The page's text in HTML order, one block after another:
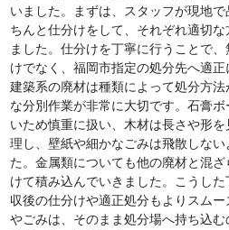
いました。まずは、スタッフが現地
ちんと仕分けをして、それぞれ適切
ました。仕分けを丁寧に行うことで
けでなく、福岡市指定の処分先へ適正
建築系の廃材は種類によって処分方
な分別作業が非常に大切です。石膏
いため慎重に扱い、木材は長さや形
理し、壁紙や細かなごみは飛散しな
た。金属類についても他の廃材と混
けて積み込んでいきました。こうし
収後の仕分けや適正処分もよりスム
やごみは、そのまま処分場へ持ち込